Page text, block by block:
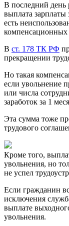
В последний день
выплата зарплаты
есть
В ст. 178 ТК РФ
прекращении
Но такая
если увольнение
или числа
заработок за 1
Эта сумма тоже
трудового
Кроме того,
увольнения, но
не успел
Если гражданин
исключения
выплате
увольнения.